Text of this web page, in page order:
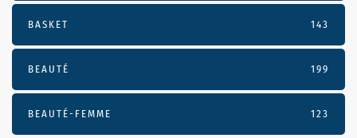
BASKET 143
BEAUTÉ 199
BEAUTÉ-FEMME 123